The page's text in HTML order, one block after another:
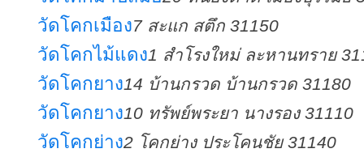
วัดโคกเมือง7 สะแก สตึก 31150
วัดโคกไม้แดง1 สำโรงใหม่ ละหานทราย
วัดโคกยาง14 บ้านกรวด บ้านกรวด 31180
วัดโคกยาง10 ทรัพย์พระยา นางรอง 31110
วัดโคกย่าง2 โคกย่าง ประโคนชัย 31140